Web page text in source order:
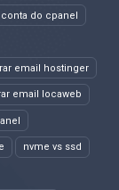
do cpanel
email hostinger
email locaweb
nvme vs ssd